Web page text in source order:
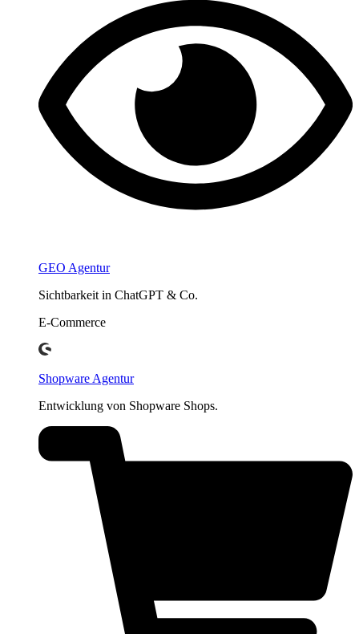
GEO Agentur
Sichtbarkeit in ChatGPT & Co.
E-Commerce
Shopware Agentur
Entwicklung von Shopware Shops.